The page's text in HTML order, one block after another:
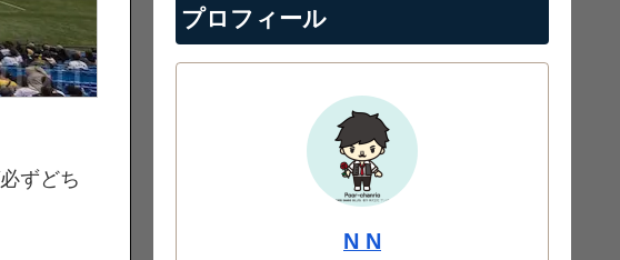
ずどち
プロフィール
N N